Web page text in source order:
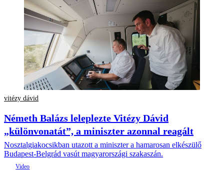
vitézy dávid
Németh Balázs leleplezte Vitézy Dávid
„különvonatát”, a miniszter azonnal reagált
Nosztalgiakocsikban utazott a miniszter a hamarosan elkészülő
Budapest-Belgrád vasút magyarországi szakaszán.